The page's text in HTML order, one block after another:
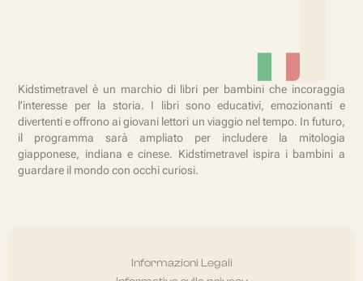
Kidstimetravel è un marchio di libri per bambini che incoraggia
l’interesse per la storia. I libri sono educativi, emozionanti e
divertenti e offrono ai giovani lettori un viaggio nel tempo. In futuro,
il programma sarà ampliato per includere la mitologia
giapponese, indiana e cinese. Kidstimetravel ispira i bambini a
guardare il mondo con occhi curiosi.
Informazioni Legali